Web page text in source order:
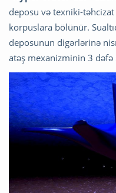
deposu və texniki-
korpuslara bölünür.
deposunun digərlərinə
atəş mexanizminin 3